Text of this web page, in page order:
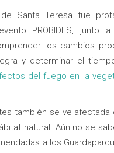
Santa Teresa fue
PROBIDES, junto
los cambios
y determinar el
del fuego en la
también se ve
natural. Aún no se
a los